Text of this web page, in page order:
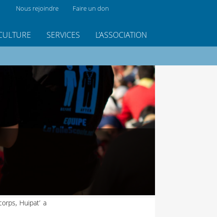
Nous rejoindre Faire un don
SERVICES L’ASSOCIATION
Huipat’ a